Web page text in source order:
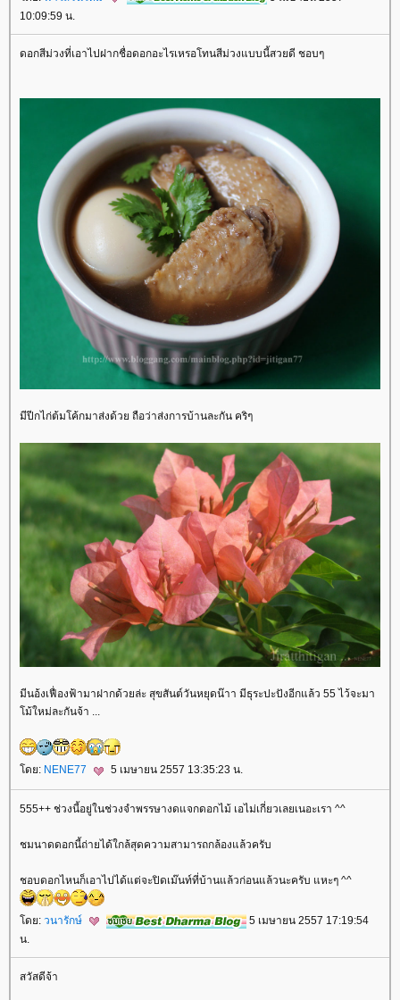
10:09:59 น.
ดอกสีม่วงที่เอาไปฝากชื่อดอกอะไรเหรอโทนสีม่วงแบบนี้สวยดี ชอบๆ
มีปีกไก่ต้มโค้กมาส่งด้วย ถือว่าส่งการบ้านละกัน คริๆ
มีนอ้งเฟื่องฟ้ามาฝากด้วยล่ะ สุขสันต์วันหยุดน๊าา มีธุระปะปังอีกแล้ว 55 ไว้จะมา
ม้ใหม่ละกันจ้า ...
ดย: NENE77 5 เมษายน 2557 13:35:23 น.
555++ ช่วงนี้อยู่ในช่วงจำพรรษางดแจกดอกไม้ เอไม่เกี่ยวเลยเนอะเรา ^^
ชมนาดดอกนี้ถ่ายได้ใกล้สุดความสามารถกล้องแล้วครับ
ชอบดอกไหนก็เอาไปได้แต่จะปิดเม๊นท์ที่บ้านแล้วก่อนแล้วนะครับ แหะๆ ^^
ดย: วนารักษ์
5 เมษายน 2557 17:19:54
น.
สวัสดีจ้า